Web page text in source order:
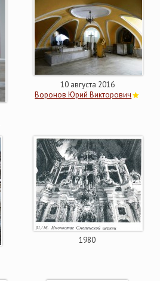
10 августа 2016
Воронов Юрий Викторович
1980